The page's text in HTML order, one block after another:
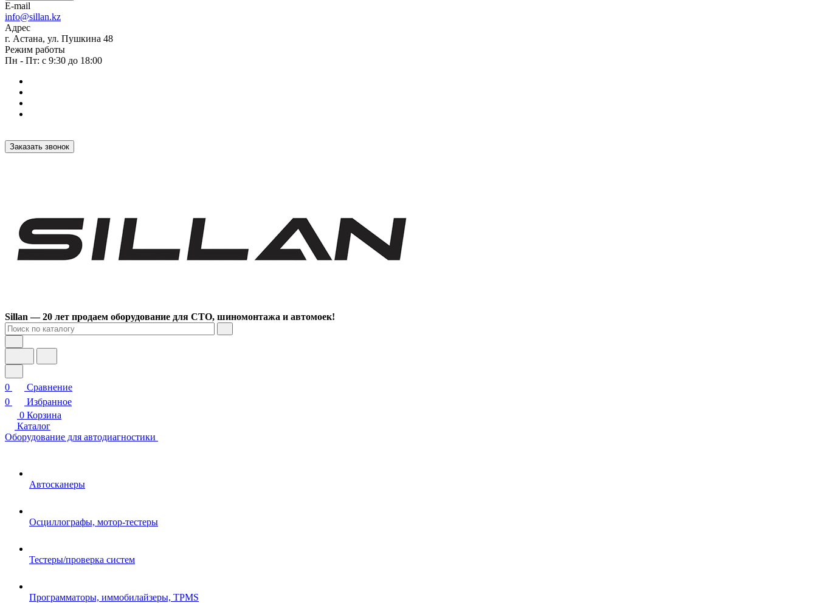
E-mail
info@sillan.kz
Адрес
г. Астана, ул. Пушкина 48
Режим работы
Пн - Пт: с 9:30 до 18:00
Заказать звонок
Sillan — 20 лет продаем оборудование для СТО, шиномонтажа и автомоек!
0
Сравнение
0
Избранное
0 Корзина
Каталог
Оборудование для автодиагностики
Автосканеры
Осциллографы, мотор-тестеры
Тестеры/проверка систем
Программаторы, иммобилайзеры, TPMS